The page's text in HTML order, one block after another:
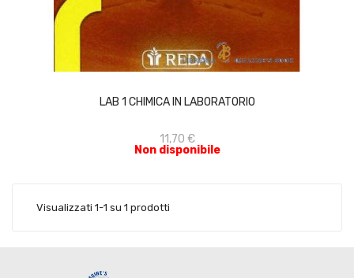
LAB 1 CHIMICA IN LABORATORIO
11,70 €
Non disponibile
ACQUISTA
Visualizzati 1-1 su 1 prodotti